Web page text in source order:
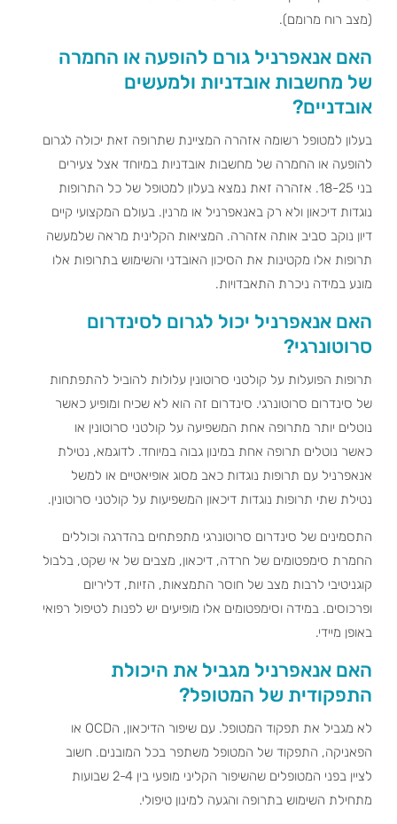
(מצב רוח מרומם).
האם אנאפרניל גורם להופעה או החמרה
של מחשבות אובדניות ולמעשים
אובדניים?
בעלון למטופל רשומה אזהרה המציינת שתרופה זאת יכולה לגרום
להופעה או החמרה של מחשבות אובדניות במיוחד אצל צעירים
בני 18-25. אזהרה זאת נמצא בעלון למטופל של כל התרופות
נוגדות דיכאון ולא רק באנאפרניל או מרנין. בעולם המקצועי קיים
דיון נוקב סביב אותה אזהרה. המציאות הקלינית מראה שלמעשה
תרופות אלו מקטינות את הסיכון האובדני והשימוש בתרופות אלו
מונע במידה ניכרת התאבדויות.
האם אנאפרניל יכול לגרום לסינדרום
סרוטונרגי?
תרופות הפועלות על קולטני סרוטונין עלולות להוביל להתפתחות
של סינדרום סרוטונרגי. סינדרום זה הוא לא שכיח ומופיע כאשר
נוטלים יותר מתרופה אחת המשפיעה על קולטני סרוטונין או
כאשר נוטלים תרופה אחת במינון גבוה במיוחד. לדוגמא, נטילת
אנאפרניל עם תרופות נוגדות כאב מסוג אופיאטיים או למשל
נטילת שתי תרופות נוגדות דיכאון המשפיעות על קולטני סרוטונין.
התסמינים של סינדרום סרוטונרגי מתפתחים בהדרגה וכוללים
החמרת סימפטומים של חרדה, דיכאון, מצבים של אי שקט, בלבול
קוגניטיבי לרבות מצב של חוסר התמצאות, הזיות, דליריום
ופרכוסים. במידה וסימפטומים אלו מופיעים יש לפנות לטיפול רפואי
באופן מיידי.
האם אנאפרניל מגביל את היכולת
התפקודית של המטופל?
לא מגביל את תפקוד המטופל. עם שיפור הדיכאון, הOCD או
הפאניקה, התפקוד של המטופל משתפר בכל המובנים. חשוב
לציין בפני המטופלים שהשיפור הקליני מופעי בין 2-4 שבועות
מתחילת השימוש בתרופה והגעה למינון טיפולי.